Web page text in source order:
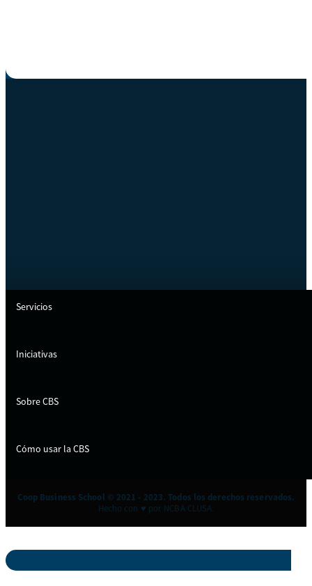
Servicios
Iniciativas
Sobre CBS
Cómo usar la CBS
Coop Business School © 2021 - 2023. Todos los derechos reservados.
Hecho con ♥ por NCBA CLUSA.